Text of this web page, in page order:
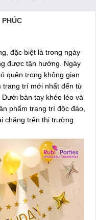
đặc biệt là trong ngày
được tận hưởng. Ngày
quên trong không gian
trang trí mới nhất đến từ
. Dưới bàn tay khéo léo và
phẩm trang trí độc đáo,
chăng trên thị trường